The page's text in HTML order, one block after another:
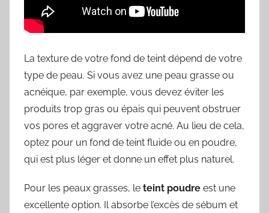
La texture de votre fond de teint dépend de votre
type de peau. Si vous avez une peau grasse ou
acnéique, par exemple, vous devez éviter les
produits trop gras ou épais qui peuvent obstruer
vos pores et aggraver votre acné. Au lieu de cela,
optez pour un fond de teint fluide ou en poudre,
qui est plus léger et donne un effet plus naturel.
Pour les peaux grasses, le teint poudre est une
excellente option. Il absorbe l’excès de sébum et